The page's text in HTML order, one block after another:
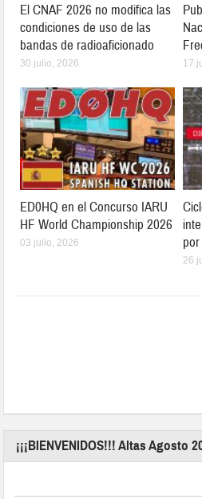
El CNAF 2026 no modifica las
condiciones de uso de las
bandas de radioaficionado
30 julio, 2026 17
ED0HQ en el Concurso IARU
HF World Championship 2026
03 julio, 2026
26
¡¡¡BIENVENIDOS!!! Altas Agosto